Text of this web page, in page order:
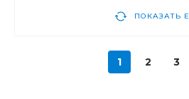
ПОКАЗАТЬ
1 2 3